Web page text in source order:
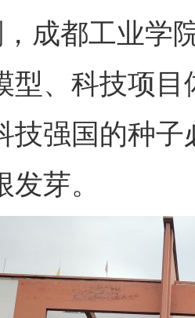
，成都工业学
型、科技项
技强国的种
芽。